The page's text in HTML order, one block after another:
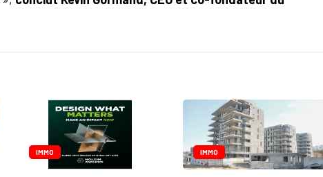
IMMO IMMO